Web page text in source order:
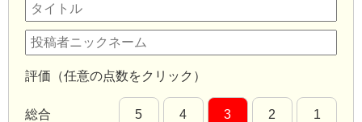
評価（任意の点数をクリック）
総合 5 4 3 2 1